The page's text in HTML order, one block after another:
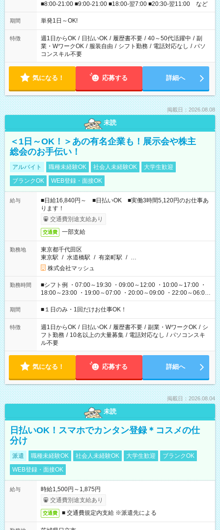
■8:00-21:00 ■9:00-21:00 ■18:00-翌7:00 ■20:30-翌11:00 など
期間 単発1日～OK!
特徴 週1日からOK / 日払いOK / 履歴書不要 / 40～50代活躍中 / 副
業・WワークOK / 服装自由 / シフト勤務 / 電話対応なし / パソ
コンスキル不要
気になる！ 応募する 詳細へ
掲載日：2026.08.08
未読
＜1日～OK！＞あの有名企業も！展示会や株主
総会のお手伝い！
アルバイト 職種未経験OK 社会人未経験OK
大学生歓迎
ブランクOK
WEB登録・面接OK
給与
■日給16,840円～ ■日払いOK ■実働3時間5,120円のお仕事あ
ります！
交通費別途支給あり
交通費 一部支給
勤務地
東京都千代田区
東京駅 / 水道橋駅 / 有楽町駅 / …
株式会社マッシュ
勤務時間
■シフト例 ・07:00～19:30 ・09:00～12:00 ・10:00～17:00 ・
18:00～23:00 ・19:00～07:00 ・20:00～09:00 ・22:00～06:00
etc ★最短で3時間で5,120円のお仕事から 15時間で2万円近く稼
げるお仕事も！ ご希望のお時間に合わせてご紹介！ ※シフトは
ください！
期間 ■１日のみ・1回だけお仕事OK！
特徴 週1日からOK / 日払いOK / 履歴書不要 / 副業・WワークOK / シ
フト勤務 / 10名以上の大量募集 / 電話対応なし / パソコンスキ
ル不要
気になる！ 応募する 詳細へ
掲載日：2026.08.04
未読
日払いOK！スマホでカンタン登録＊コスメの仕
分け
派遣 職種未経験OK 社会人未経験OK 大学生歓迎
ブランクOK
WEB登録・面接OK
給与
時給1,500円～1,875円
交通費別途支給あり
交通費 ■ 交通費規定内支給 ※派遣先による